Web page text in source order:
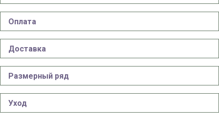
Оплата
Доставка
Размерный ряд
Уход